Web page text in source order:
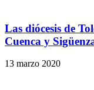
Las diócesis de
Cuenca y
13 marzo 2020